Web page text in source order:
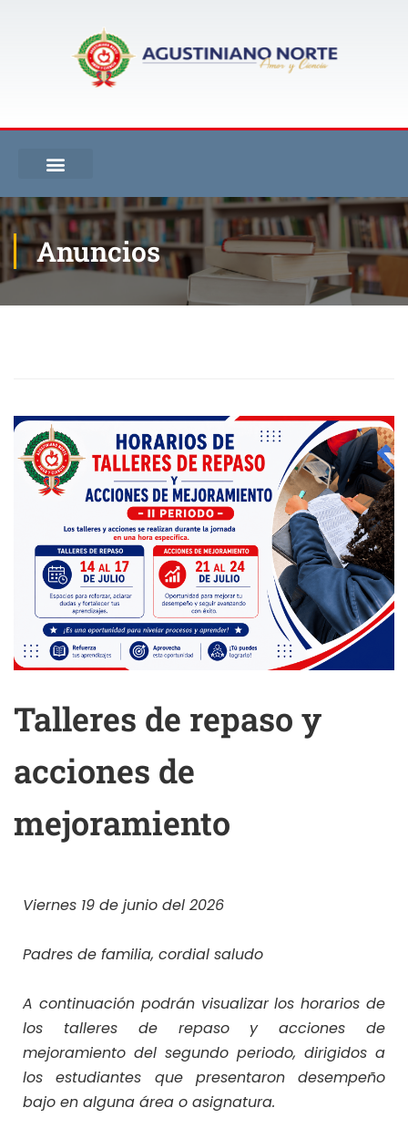
Anuncios
Talleres de repaso y
acciones de
mejoramiento
Viernes 19 de junio del 2026
Padres de familia, cordial saludo
A continuación podrán visualizar los horarios de
los talleres de repaso y acciones de
mejoramiento del segundo periodo, dirigidos a
los estudiantes que presentaron desempeño
bajo en alguna área o asignatura.